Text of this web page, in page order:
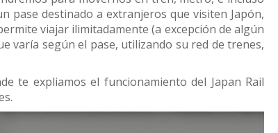
pase destinado a extranjeros que visiten Japón,
viajar ilimitadamente (a excepción de algún
varía según el pase, utilizando su red de trenes,
te expliamos el funcionamiento del Japan Rail